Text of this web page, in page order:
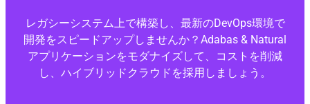
レガシーシステム上で構築し、最新のDevOps環境で
開発をスピードアップしませんか？Adabas & Natural
アプリケーションをモダナイズして、コストを削減
し、ハイブリッドクラウドを採用しましょう。